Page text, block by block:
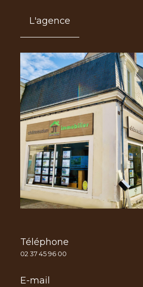
L'agence
Téléphone
02 37 45 96 00
E-mail